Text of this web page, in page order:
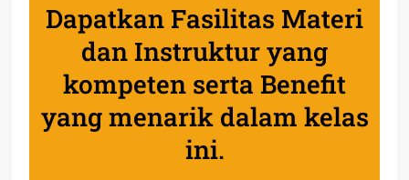
Dapatkan Fasilitas Materi
dan Instruktur yang
kompeten serta Benefit
yang menarik dalam kelas
ini.